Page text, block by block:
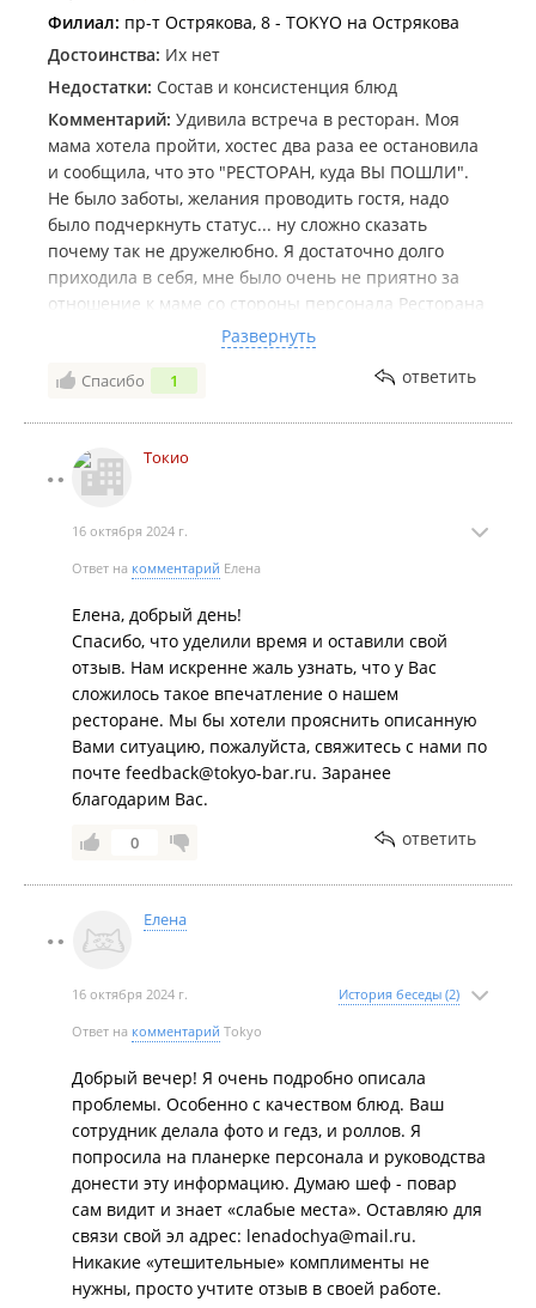
Филиал: пр-т Острякова, 8 - TOKYO на Острякова
Достоинства: Их нет
Недостатки: Состав и консистенция блюд
Комментарий: Удивила встреча в ресторан. Моя
мама хотела пройти, хостес два раза ее остановила
и сообщила, что это "РЕСТОРАН, куда ВЫ ПОШЛИ".
Не было заботы, желания проводить гостя, надо
было подчеркнуть статус... ну сложно сказать
почему так не дружелюбно. Я достаточно долго
приходила в себя, мне было очень не приятно за
отношение к маме со стороны персонала Ресторана
Отдельно про подачу и качество блюд.
Очень жаль, что шеф Денис К*** решил возможным
определенные продукты). В гедза с семгой будет
смесь: семга, минтай, лук и др., в гедза с креветкой
не почувствовала и т.д. При этом такая "смесь"
сразу настораживает - это не вкусно и чисто по
гедза с семгой, а получаю некую смесь. Ролл
калифорния: месиво, фото делала администратор,
которая также сообщила, что продукты перестали
быть даже зрительно узнаваемыми и все блюда
удешевляются.
Мне не понравилось ни одно блюдо... впервые
такое произошло.
Обслуживание на 3 балла. Вы можете нажимать на
кнопку вызова, но ее никто не отслеживает.
Попросили счет - 20 минут ждали, про него
забыли....
Я сама проживаю по Острякова, 8 и ранее была
частым гостем данного заведения.
отрицательных отзывов в ленте, это серьезный
Фото не выкладываю - их сделала администратор,
которую приглашали к столу.
Развернуть
Спасибо 1 ответить
Токио
16 октября 2024 г.
Ответ на комментарий Елена
Елена, добрый день!
Спасибо, что уделили время и оставили свой
отзыв. Нам искренне жаль узнать, что у Вас
сложилось такое впечатление о нашем
ресторане. Мы бы хотели прояснить описанную
Вами ситуацию, пожалуйста, свяжитесь с нами по
почте feedback@tokyo-bar.ru. Заранее
благодарим Вас.
0 ответить
Елена
16 октября 2024 г. История беседы (2)
Ответ на комментарий Tokyo
Добрый вечер! Я очень подробно описала
проблемы. Особенно с качеством блюд. Ваш
сотрудник делала фото и гедз, и роллов. Я
попросила на планерке персонала и руководства
донести эту информацию. Думаю шеф - повар
сам видит и знает «слабые места». Оставляю для
связи свой эл адрес: lenadochya@mail.ru.
Никакие «утешительные» комплименты не
нужны, просто учтите отзыв в своей работе.